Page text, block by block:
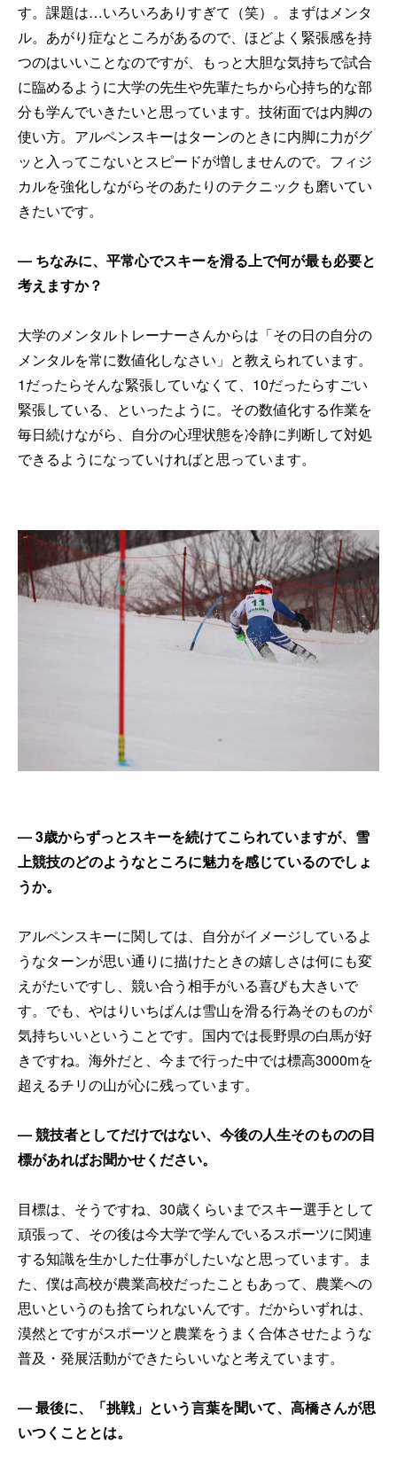
す。課題は…いろいろありすぎて（笑）。まずはメンタ
ル。あがり症なところがあるので、ほどよく緊張感を持
つのはいいことなのですが、もっと大胆な気持ちで試合
に臨めるように大学の先生や先輩たちから心持ち的な部
分も学んでいきたいと思っています。技術面では内脚の
使い方。アルペンスキーはターンのときに内脚に力がグ
ッと入ってこないとスピードが増しませんので。フィジ
カルを強化しながらそのあたりのテクニックも磨いてい
きたいです。
── ちなみに、平常心でスキーを滑る上で何が最も必要と
考えますか？
大学のメンタルトレーナーさんからは「その日の自分の
メンタルを常に数値化しなさい」と教えられています。
1だったらそんな緊張していなくて、10だったらすごい
緊張している、といったように。その数値化する作業を
毎日続けながら、自分の心理状態を冷静に判断して対処
できるようになっていければと思っています。
── 3歳からずっとスキーを続けてこられていますが、雪
上競技のどのようなところに魅力を感じているのでしょ
うか。
アルペンスキーに関しては、自分がイメージしているよ
うなターンが思い通りに描けたときの嬉しさは何にも変
えがたいですし、競い合う相手がいる喜びも大きいで
す。でも、やはりいちばんは雪山を滑る行為そのものが
気持ちいいということです。国内では長野県の白馬が好
きですね。海外だと、今まで行った中では標高3000mを
超えるチリの山が心に残っています。
── 競技者としてだけではない、今後の人生そのものの目
標があればお聞かせください。
目標は、そうですね、30歳くらいまでスキー選手として
頑張って、その後は今大学で学んでいるスポーツに関連
する知識を生かした仕事がしたいなと思っています。ま
た、僕は高校が農業高校だったこともあって、農業への
思いというのも捨てられないんです。だからいずれは、
漠然とですがスポーツと農業をうまく合体させたような
普及・発展活動ができたらいいなと考えています。
── 最後に、「挑戦」という言葉を聞いて、高橋さんが思
いつくこととは。